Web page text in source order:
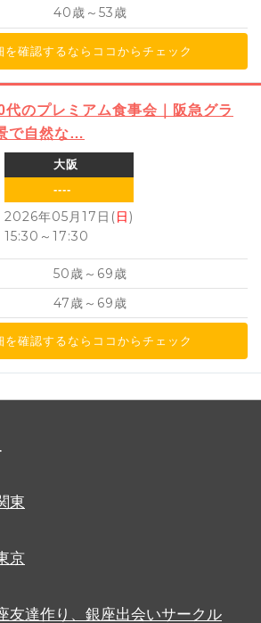
40歳～ 53歳
を確認するならココからチェック
のプレミアム食事会｜阪急グラ
で自然な…
大阪
----
2026年05月17日(日)
15:30 ～ 17:30
50歳～ 69歳
47歳～ 69歳
を確認するならココからチェック
東
京
友達作り、銀座出会いサークル